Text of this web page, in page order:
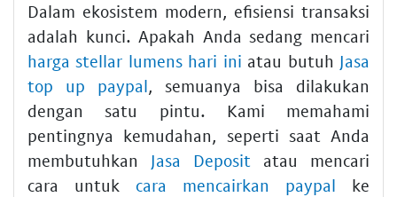
Dalam ekosistem modern, efisiensi transaksi
adalah kunci. Apakah Anda sedang mencari
harga stellar lumens hari ini atau butuh Jasa
top up paypal, semuanya bisa dilakukan
dengan satu pintu. Kami memahami
pentingnya kemudahan, seperti saat Anda
membutuhkan Jasa Deposit atau mencari
cara untuk cara mencairkan paypal ke